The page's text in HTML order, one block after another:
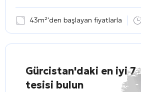
43m²'den başlayan fiyatlarla
Gürcistan'daki en iyi 7
tesisi bulun